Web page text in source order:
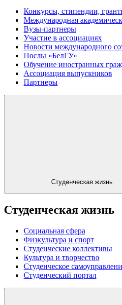
Конкурсы, стипендии,
Международная
Вузы-партнеры
Участие в ассоциациях
Новости международного
Послы «БелГУ»
Обучение иностранных
Ассоциация выпускников
Партнеры
Студенческая жизнь
Студенческая жизнь
Социальная сфера
Физкультура и спорт
Студенческие коллективы
Культура и творчество
Студенческое
Студенческий портал